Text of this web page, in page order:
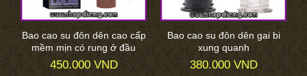
Bao cao su đôn dên cao cấp
mềm mịn có rung ở đầu
450.000 VND
Bao cao su đôn dên gai bi
xung quanh
380.000 VND